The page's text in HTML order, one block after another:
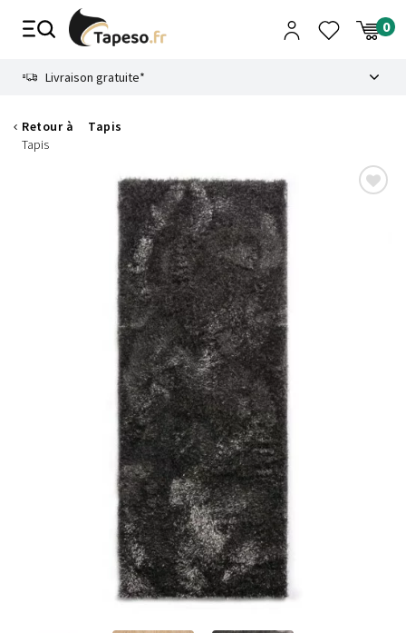
Livraison gratuite*
Retour à
Tapis
Tapis